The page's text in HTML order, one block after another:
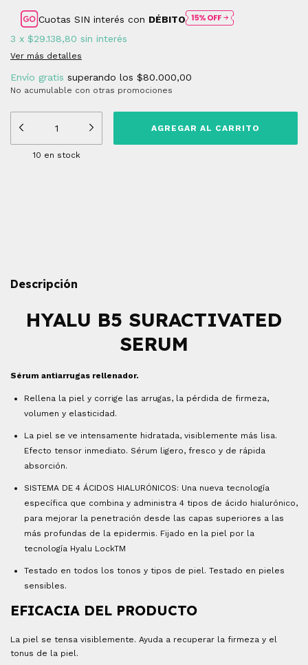
Cuotas SIN interés con DÉBITO
3 x $29.138,80 sin interés
Ver más detalles
Envío gratis superando los $80.000,00
No acumulable con otras promociones
10 en stock
Descripción
HYALU B5 SURACTIVATED
SERUM
Sérum antiarrugas rellenador.
Rellena la piel y corrige las arrugas, la pérdida de firmeza,
volumen y elasticidad.
La piel se ve intensamente hidratada, visiblemente más lisa.
Efecto tensor inmediato. Sérum ligero, fresco y de rápida
absorción.
SISTEMA DE 4 ÁCIDOS HIALURÓNICOS: Una nueva tecnología
específica que combina y administra 4 tipos de ácido hialurónico,
para mejorar la penetración desde las capas superiores a las
más profundas de la epidermis. Fijado en la piel por la
tecnología Hyalu LockTM
Testado en todos los tonos y tipos de piel. Testado en pieles
sensibles.
EFICACIA DEL PRODUCTO
La piel se tensa visiblemente. Ayuda a recuperar la firmeza y el
tonus de la piel.